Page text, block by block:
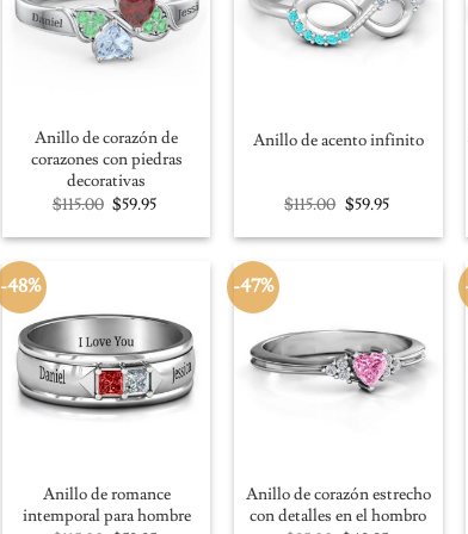
Anillo de corazón de
corazones con piedras
decorativas
$115.00 Original
price
was:
$59.95Current
is:
Anillo de acento infinito
$115.00 Original
price
was:
$59.95Current
is:
-48%
Anillo de romance
intemporal para hombre
-47%
Anillo de corazón estrecho
con detalles en el hombro